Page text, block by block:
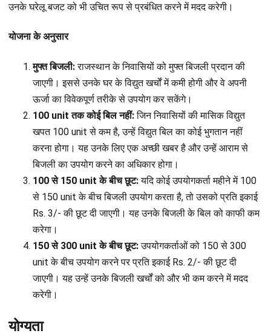
उनके घरेलू बजट को भी उचित रूप से प्रबंधित करने में मदद करेगी।
योजना के अनुसार
मुफ्त बिजली:राजस्थान के निवासियों को मुफ्त बिजली प्रदान की
जाएगी। इससे उनके घर के विद्युत खर्चों में कमी होगी और वे अपनी
ऊर्जा का विवेकपूर्ण तरीके से उपयोग कर सकेंगे।
100 unit तक कोई बिल नहीं:जिन निवासियों की मासिक विद्युत
खपत 100 unit से कम है, उन्हें विद्युत बिल का कोई भुगतान नहीं
करना होगा। यह उनके लिए एक अच्छी खबर है और उन्हें आराम से
बिजली का उपयोग करने का अधिकार होगा।
100 से 150 unit के बीच छूट:यदि कोई उपयोगकर्ता महीने में 100
से 150 unit के बीच बिजली उपयोग करता है, तो उसको प्रति इकाई
Rs. 3/- की छूट दी जाएगी। यह उनके बिजली के बिल को काफी कम
करेगा।
150 से 300 unit के बीच छूट:उपयोगकर्ताओं को 150 से 300
unit के बीच उपयोग करने पर प्रति इकाई Rs. 2/- की छूट दी
जाएगी। यह उन्हें उनके बिजली खर्चों को और भी कम करने में मदद
करेगी।
योग्यता